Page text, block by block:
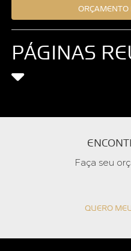
ORÇAMENTO
PÁGINAS
Faça seu
QUERO